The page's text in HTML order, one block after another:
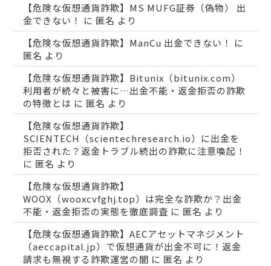
【危険な仮想通貨詐欺】MS MUFG証券（偽物） 出
金できない！
に 匿名 より
【危険な仮想通貨詐欺】ManCu 出金できない！
に
匿名 より
【危険な仮想通貨詐欺】Bitunix（bitunix.com）
利用者が続々と被害に…出金不能・返金拒否の詐欺
の特徴とは に 匿名 より
【危険な仮想通貨詐欺】
SCIENTECH（scientechresearch.io）に出金を
拒否された？返金トラブル続出の詐欺に注意喚起！
に 匿名 より
【危険な仮想通貨詐欺】
WOOX（wooxcvfghj.top）は完全な詐欺か？出金
不能・返金拒否の実態を徹底調査 に 匿名 より
【危険な仮想通貨詐欺】AECアセットマネジメント
（aeccapital.jp）で仮想通貨が出金不可に！返金
請求も無視する詐欺運営の闇 に 匿名 より